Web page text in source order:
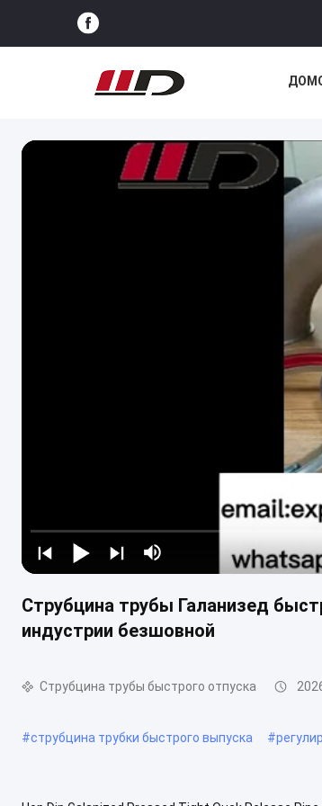
Струбцина трубы Галанизед
индустрии безшовной
Струбцина трубы быстрого отпуска
#струбцина трубки быстрого выпуска #